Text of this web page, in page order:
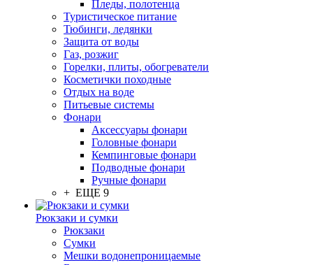
Пледы, полотенца
Туристическое питание
Тюбинги, ледянки
Защита от воды
Газ, розжиг
Горелки, плиты, обогреватели
Косметички походные
Отдых на воде
Питьевые системы
Фонари
Аксессуары фонари
Головные фонари
Кемпинговые фонари
Подводные фонари
Ручные фонари
+ ЕЩЕ 9
Рюкзаки и сумки
Рюкзаки
Сумки
Мешки водонепроницаемые